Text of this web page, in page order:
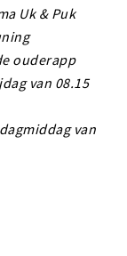
Uk & Puk
ouderapp
van 08.15
van